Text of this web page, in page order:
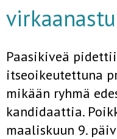
Paasikiveä
itseoikeutettuna
mikään ryhmä
kandidaattia.
maaliskuun 9.